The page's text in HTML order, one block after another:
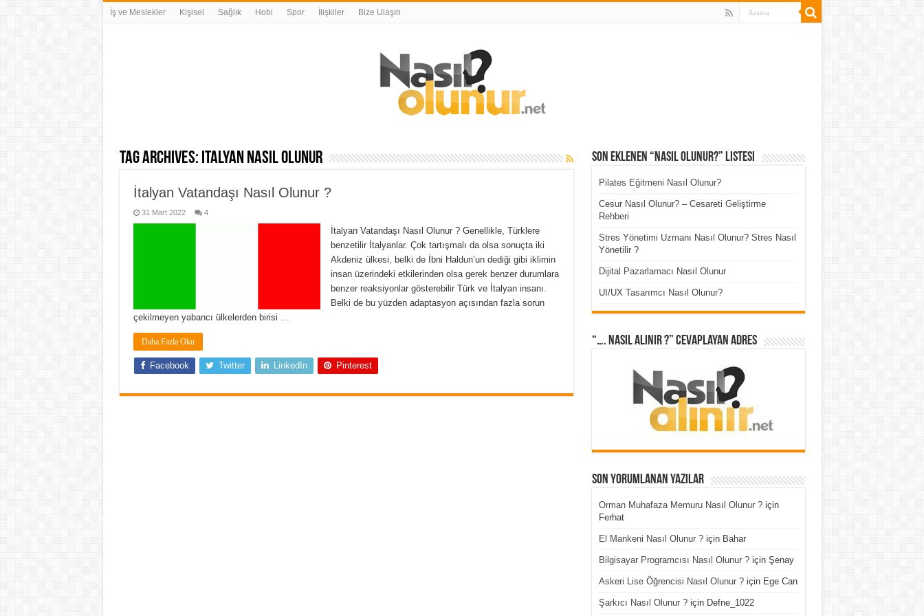
İş ve Meslekler Kişisel Sağlık Hobi Spor İlişkiler Bize Ulaşın
Tag Archives: italyan nasıl olunur
İtalyan Vatandaşı Nasıl Olunur ?
31 Mart 2022 4
İtalyan Vatandaşı Nasıl Olunur ? Genellikle, Türklere
benzetilir İtalyanlar. Çok tartışmalı da olsa sonuçta iki
Akdeniz ülkesi, belki de İbni Haldun’un dediği gibi iklimin
insan üzerindeki etkilerinden olsa gerek benzer durumlara
benzer reaksiyonlar gösterebilir Türk ve İtalyan insanı.
Belki de bu yüzden adaptasyon açısından fazla sorun
çekilmeyen yabancı ülkelerden birisi …
Daha Fazla Oku
Facebook Twitter LinkedIn Pinterest
Son Eklenen “Nasıl Olunur?” Listesi
Pilates Eğitmeni Nasıl Olunur?
Cesur Nasıl Olunur? – Cesareti Geliştirme
Rehberi
Stres Yönetimi Uzmanı Nasıl Olunur? Stres Nasıl
Yönetilir ?
Dijital Pazarlamacı Nasıl Olunur
UI/UX Tasarımcı Nasıl Olunur?
“…. Nasıl Alınır ?” cevaplayan adres
Son Yorumlanan Yazılar
Orman Muhafaza Memuru Nasıl Olunur ?için
Ferhat
El Mankeni Nasıl Olunur ?için Bahar
Bilgisayar Programcısı Nasıl Olunur ?için Şenay
Askeri Lise Öğrencisi Nasıl Olunur ?için Ege Can
Şarkıcı Nasıl Olunur ?için Defne_1022